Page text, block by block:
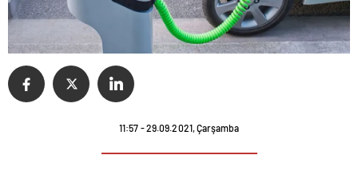
11:57 - 29.09.2021, Çarşamba